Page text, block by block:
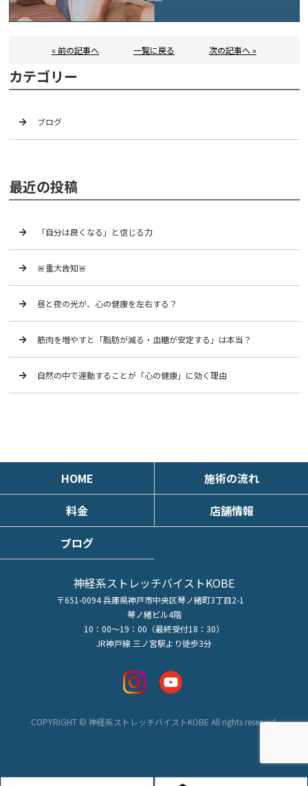
« 前の記事へ 一覧に戻る 次の記事へ »
カテゴリー
ブログ
最近の投稿
「自分は良くなる」と信じる力
🚨重大告知🚨
昼と夜の光が、心の健康を左右する？
筋肉を増やすと「脂肪が減る・血糖が安定する」は本当？
自然の中で運動することが「心の健康」に効く理由
HOME
施術の流れ
料金
店舗情報
ブログ
神経系ストレッチバイストKOBE
〒651-0094 兵庫県神戸市中央区琴ノ緒町3丁目2-1
琴ノ緒ビル4階
10：00～19：00（最終受付18：30）
JR神戸線 三ノ宮駅より徒歩3分
COPYRIGHT © 神経系ストレッチバイストKOBE All rights reserved.